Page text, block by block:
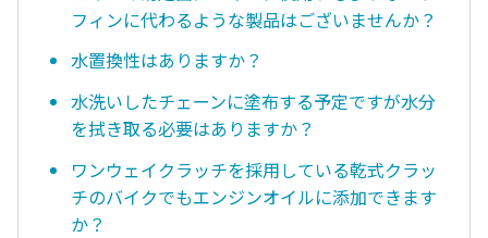
フィンに代わるような製品はございませんか？
水置換性はありますか？
水洗いしたチェーンに塗布する予定ですが水分
を拭き取る必要はありますか？
ワンウェイクラッチを採用している乾式クラッ
チのバイクでもエンジンオイルに添加できます
か？